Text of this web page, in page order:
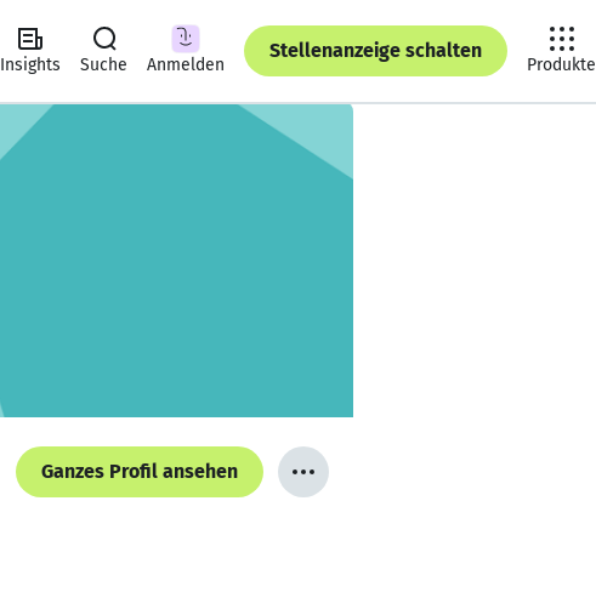
Insights Suche Anmelden
Stellenanzeige schalten
Produkte
Ganzes Profil ansehen